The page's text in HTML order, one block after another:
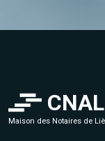
CNAL
Maison des Notaires de